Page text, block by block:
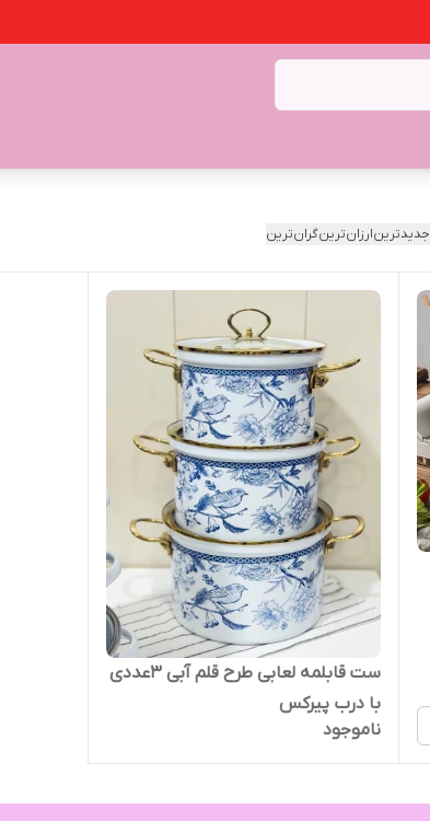
جدیدترینارزان‌ترینگران‌ترین
ست قابلمه لعابی طرح قلم آبی ۳عددی
با درب پیرکس
ناموجود